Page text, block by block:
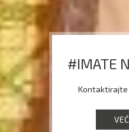
#IMATE
Kontaktirajte